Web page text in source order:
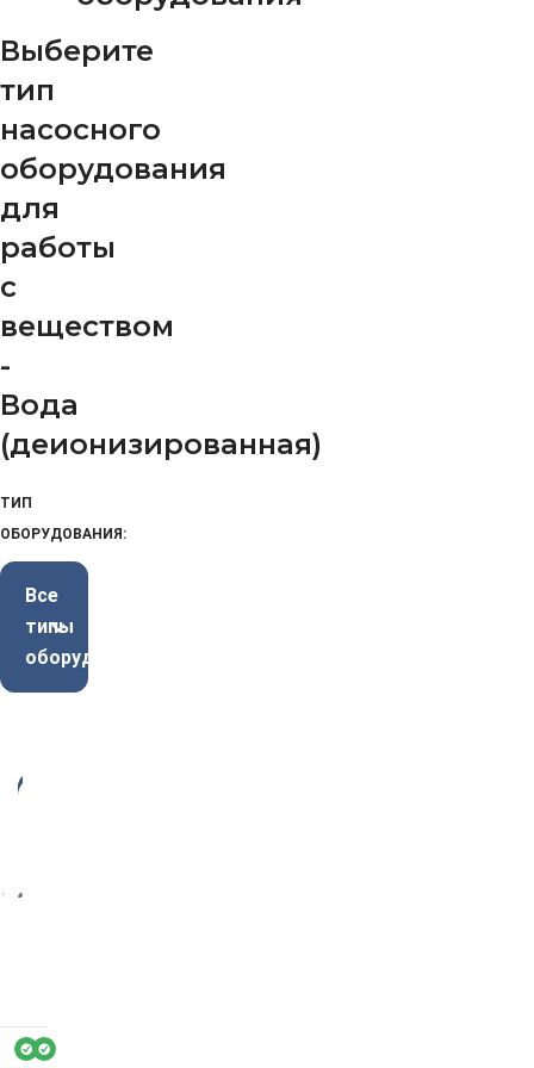
Выберите
тип
насосного
оборудования
для
работы
с
веществом
-
Вода
(деионизированная)
ТИП
ОБОРУДОВАНИЯ:
Все
типы
оборудования